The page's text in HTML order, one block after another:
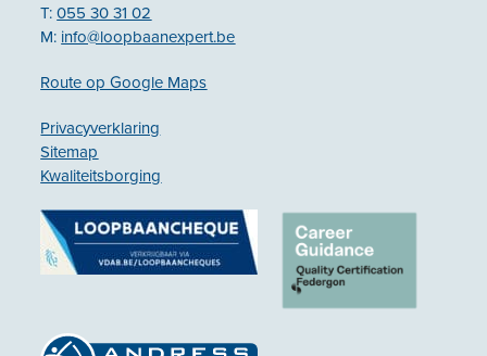
T:055 30 31 02
M: info@loopbaanexpert.be
Route op Google Maps
Privacyverklaring
Sitemap
Kwaliteitsborging